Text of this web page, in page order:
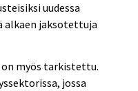
uudessa
alkaen jaksotettuja
myös tarkistettu.
jossa